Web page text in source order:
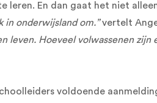
leren. En dan gaat het niet
in onderwijsland om.”vertelt
leven. Hoeveel volwassenen
voldoende